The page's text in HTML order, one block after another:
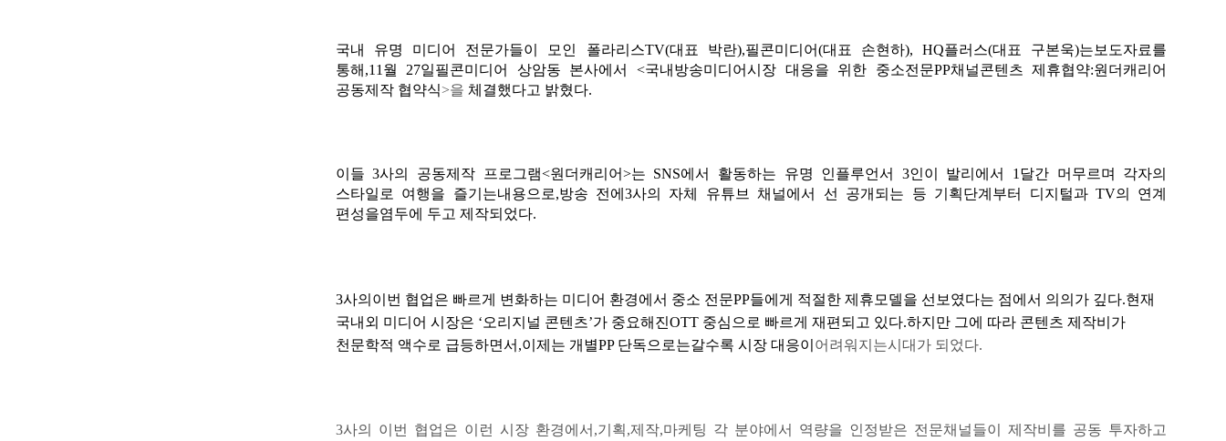
국내 유명 미디어 전문가들이 모인 폴라리스TV(대표 박란),필콘미디어(대표 손현하), HQ플러스(대표 구본욱)는 보도자료를
통해 ,11 월 27일필콘미디어 상암동 본사에서<국내방송미디어시장 대응을 위한 중소전문PP채널콘텐츠 제휴협약:원더캐리어
공동제작 협약식>을 체결했다고 밝혔다.
이들3사의 공동제작 프로그램<원더캐리어>는 SNS에서 활동하는 유명 인플루언서 3인이 발리에서 1 달간 머무르며 각자의
스타일로 여행을 즐기는내용으로,방송 전에 3사의 자체 유튜브 채널에서 선 공개되는 등 기획단계부터 디지털과 TV의 연계
편성을염두에 두고 제작되었다.
3사의이번 협업은 빠르게 변화하는 미디어 환경에서 중소 전문PP들에게 적절한 제휴모델을 선보였다는 점에서 의의가 깊다.현재
국내외 미디어 시장은 ‘오리지널 콘텐츠’가 중요해진OTT 중심으로 빠르게 재편되고 있다.하지만 그에 따라 콘텐츠 제작비가
천문학적 액수로 급등하면서 ,이제는 개별PP 단독으로는갈수록 시장 대응이 어려워지는시대가 되었다.
3사의 이번 협업은 이런 시장 환경에서 ,기획,제작,마케팅 각 분야에서 역량을 인정받은 전문채널들이 제작비를 공동 투자하고